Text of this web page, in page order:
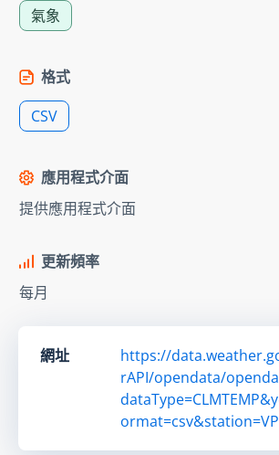
氣象
格式
CSV
應用程式介面
提供應用程式介面
更新頻率
每月
網址
https://
rAPI/opendata/